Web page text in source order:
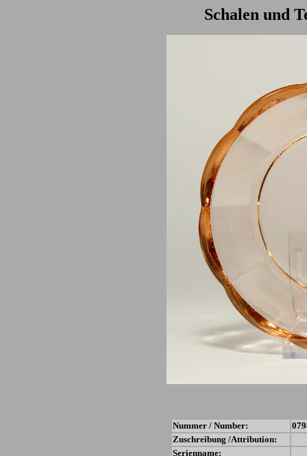
Schalen und
Nummer / Number:
Zuschreibung /Attribution:
Serienname: